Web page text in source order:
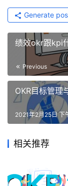
Generate
绩效okr跟kpi
Previous
OKR目标管理
2021年2月25日 下
相关推荐